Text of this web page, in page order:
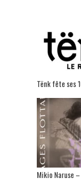
Tënk fête ses
Mikio Naruse